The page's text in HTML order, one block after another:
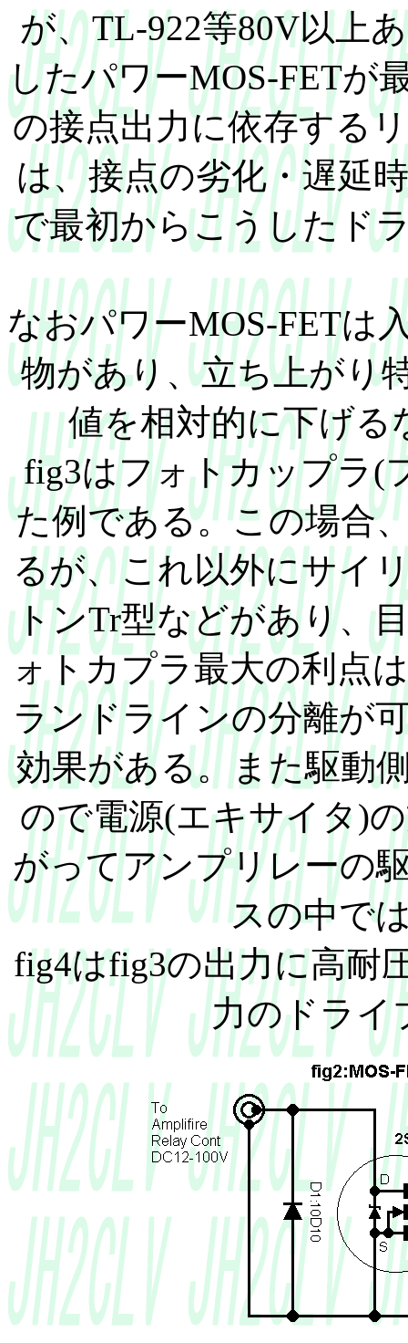
が、TL-922等80V以上
したパワーMOS-FETが
の接点出力に依存する
は、接点の劣化・遅延
で最初からこうしたド
なおパワーMOS-FETは
物があり、立ち上がり
値を相対的に下げる
fig3はフォトカップラ(
た例である。この場合
るが、これ以外にサイ
トンTr型などがあり、
ォトカプラ最大の利点
ランドラインの分離が
効果がある。また駆動
ので電源(エキサイタ)
がってアンプリレーの
スの中で
fig4はfig3の出力に高耐
力のドライ